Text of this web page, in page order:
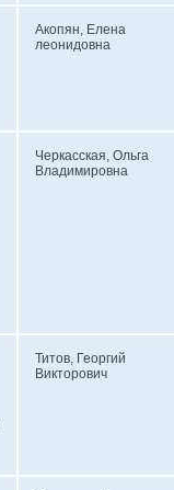
Акопян, Елена
леонидовна
Черкасская, Ольга
Владимировна
Титов, Георгий
Викторович